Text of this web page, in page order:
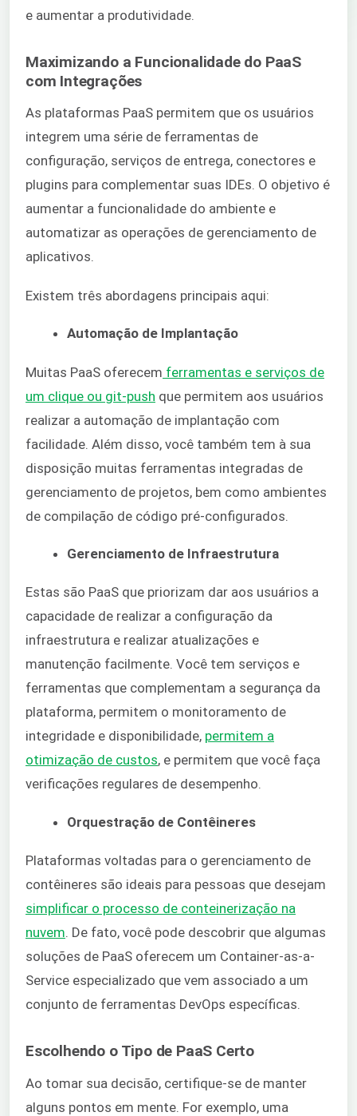
e aumentar a produtividade.
Maximizando a Funcionalidade do PaaS
com Integrações
As plataformas PaaS permitem que os usuários
integrem uma série de ferramentas de
configuração, serviços de entrega, conectores e
plugins para complementar suas IDEs. O objetivo é
aumentar a funcionalidade do ambiente e
automatizar as operações de gerenciamento de
aplicativos.
Existem três abordagens principais aqui:
Automação de Implantação
Muitas PaaS oferecem ferramentas e serviços de
um clique ou git-push que permitem aos usuários
realizar a automação de implantação com
facilidade. Além disso, você também tem à sua
disposição muitas ferramentas integradas de
gerenciamento de projetos, bem como ambientes
de compilação de código pré-configurados.
Gerenciamento de Infraestrutura
Estas são PaaS que priorizam dar aos usuários a
capacidade de realizar a configuração da
infraestrutura e realizar atualizações e
manutenção facilmente. Você tem serviços e
ferramentas que complementam a segurança da
plataforma, permitem o monitoramento de
integridade e disponibilidade, permitem a
otimização de custos, e permitem que você faça
verificações regulares de desempenho.
Orquestração de Contêineres
Plataformas voltadas para o gerenciamento de
contêineres são ideais para pessoas que desejam
simplificar o processo de conteinerização na
nuvem. De fato, você pode descobrir que algumas
soluções de PaaS oferecem um Container-as-a-
Service especializado que vem associado a um
conjunto de ferramentas DevOps específicas.
Escolhendo o Tipo de PaaS Certo
Ao tomar sua decisão, certifique-se de manter
alguns pontos em mente. For exemplo, uma